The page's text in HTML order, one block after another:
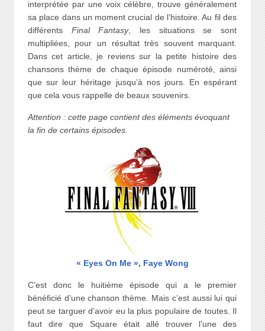
interprétée par une voix célèbre, trouve généralement
sa place dans un moment crucial de l’histoire. Au fil des
différents Final Fantasy, les situations se sont
multipliées, pour un résultat très souvent marquant.
Dans cet article, je reviens sur la petite histoire des
chansons thème de chaque épisode numéroté, ainsi
que sur leur héritage jusqu’à nos jours. En espérant
que cela vous rappelle de beaux souvenirs.
Attention : cette page contient des éléments évoquant
la fin de certains épisodes.
« Eyes On Me », Faye Wong
C’est donc le huitième épisode qui a le premier
bénéficié d’une chanson thème. Mais c’est aussi lui qui
peut se targuer d’avoir eu la plus populaire de toutes. Il
faut dire que Square était allé trouver l’une des